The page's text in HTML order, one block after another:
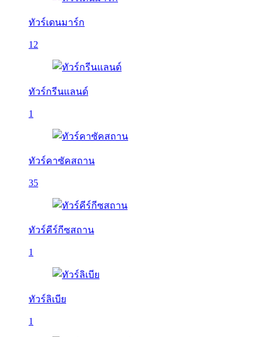
ทัวร์เดนมาร์ก
12
ทัวร์กรีนแลนด์
1
ทัวร์คาซัคสถาน
35
ทัวร์คีร์กีซสถาน
1
ทัวร์ลิเบีย
1